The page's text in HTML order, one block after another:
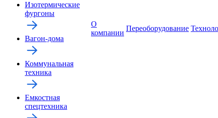
Изотермические
фургоны
Вагон-дома
Коммунальная
техника
Емкостная
спецтехника
О
компании
Переоборудование